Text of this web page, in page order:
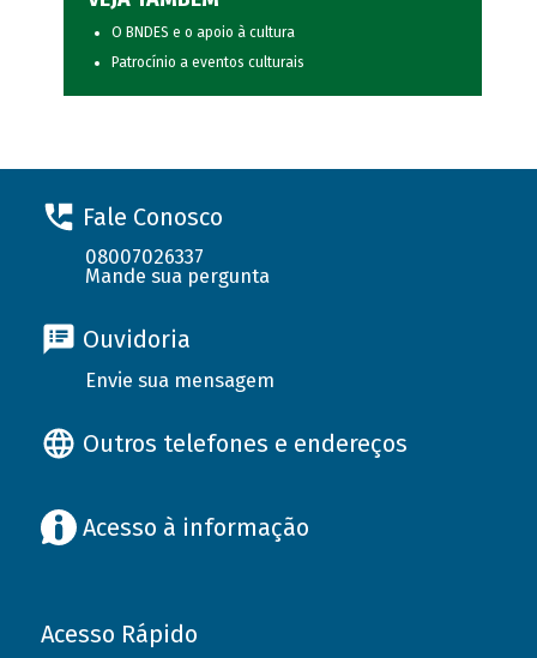
O BNDES e o apoio à cultura
Patrocínio a eventos culturais
Fale Conosco
08007026337
Mande sua pergunta
Ouvidoria
Envie sua mensagem
Outros telefones e endereços
Acesso à informação
Acesso Rápido